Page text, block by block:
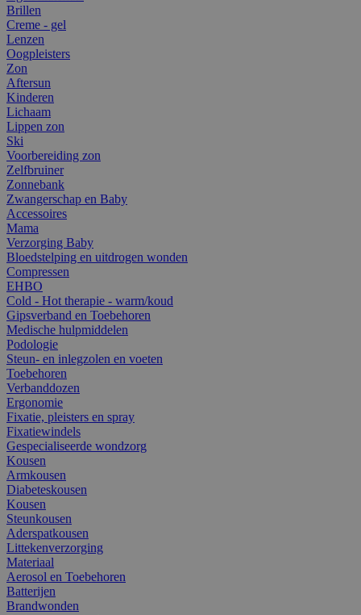
Brillen
Creme - gel
Lenzen
Oogpleisters
Zon
Aftersun
Kinderen
Lichaam
Lippen zon
Ski
Voorbereiding zon
Zelfbruiner
Zonnebank
Zwangerschap en Baby
Accessoires
Mama
Verzorging Baby
Bloedstelping en uitdrogen wonden
Compressen
EHBO
Cold - Hot therapie - warm/koud
Gipsverband en Toebehoren
Medische hulpmiddelen
Podologie
Steun- en inlegzolen en voeten
Toebehoren
Verbanddozen
Ergonomie
Fixatie, pleisters en spray
Fixatiewindels
Gespecialiseerde wondzorg
Kousen
Armkousen
Diabeteskousen
Kousen
Steunkousen
Aderspatkousen
Littekenverzorging
Materiaal
Aerosol en Toebehoren
Batterijen
Brandwonden